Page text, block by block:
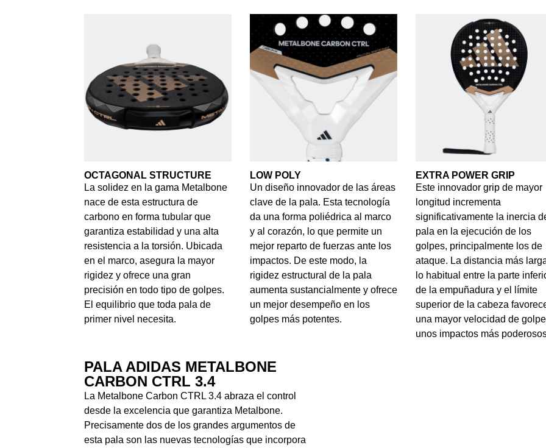
OCTAGONAL STRUCTURE
La solidez en la gama Metalbone
nace de esta estructura de
carbono en forma tubular que
garantiza estabilidad y una alta
resistencia a la torsión. Ubicada
en el marco, asegura la mayor
rigidez y ofrece una gran
precisión en todo tipo de golpes.
El equilibrio que toda pala de
primer nivel necesita.
LOW POLY
Un diseño innovador de las áreas
clave de la pala. Esta tecnología
da una forma poliédrica al marco
y al corazón, lo que permite un
mejor reparto de fuerzas ante los
impactos. De este modo, la
rigidez estructural de la pala
aumenta sustancialmente y ofrece
un mejor desempeño en los
golpes más potentes.
EXTRA POWER GRIP
Este innovador grip de mayor
longitud incrementa
significativamente la inercia
pala en la ejecución de los
golpes, principalmente los de
ataque. La distancia más
lo habitual entre la parte
de la empuñadura y el límite
superior de la cabeza
una mayor velocidad de
unos impactos más
PALA ADIDAS METALBONE
CARBON CTRL 3.4
La Metalbone Carbon CTRL 3.4 abraza el control
desde la excelencia que garantiza Metalbone.
Precisamente dos de los grandes argumentos de
esta pala son las nuevas tecnologías que incorpora